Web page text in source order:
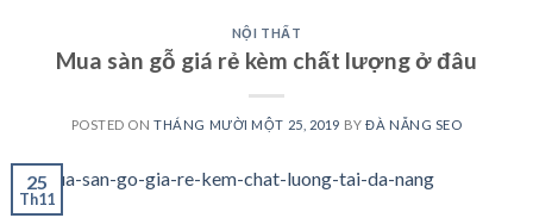
NỘI THẤT
Mua sàn gỗ giá rẻ kèm chất lượng ở đâu
POSTED ONTHÁNG MƯỜI MỘT 25, 2019 BYĐÀ NẴNG SEO
25
Th11